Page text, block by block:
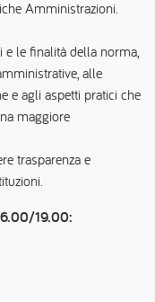
Amministrazioni.
e le finalità della norma,
alle
e agli aspetti pratici che
maggiore
trasparenza e
19.00: